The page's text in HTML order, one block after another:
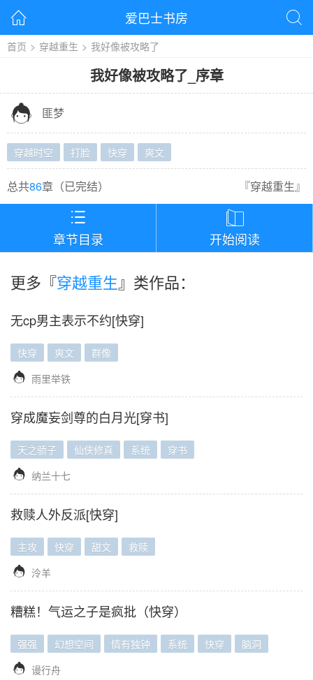
 爱巴士书房 
首页 > 穿越重生 > 我好像被攻略了
我好像被攻略了 序章
 匪梦
穿越时空 打脸 快穿 爽文
总共86章（已完结） 『穿越重生』

章节目录

开始阅读
更多『穿越重生 』类作品：
无cp男主表示不约[快穿]
快穿 爽文 群像
 雨里举铁
穿成魔妄剑尊的白月光[穿书]
天之骄子 仙侠修真 系统 穿书
 纳兰十七
救赎人外反派[快穿]
主攻 快穿 甜文 救赎
 泠羊
糟糕！气运之子是疯批（快穿）
强强 幻想空间 情有独钟 系统 快穿 脑洞
 谩行舟